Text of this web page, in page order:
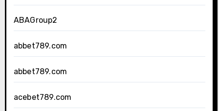
ABAGroup2
abbet789.com
abbet789.com
acebet789.com